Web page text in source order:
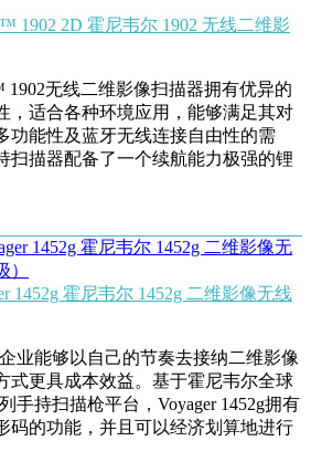
1902 2D 霍尼韦尔 1902 无线二维影
无线二维影像扫描器拥有优异的
，适合各种环境应用，能够满足其对
功能性及蓝牙无线连接自由性的需
持扫描器配备了一个续航能力极强的锂
1452g 霍尼韦尔 1452g 二维影像无线
企业能够以自己的节奏去接纳二维影像
方式更具成本效益。基于霍尼韦尔全球
持扫描枪平台，Voyager 1452g拥有
的功能，并且可以经济划算地进行